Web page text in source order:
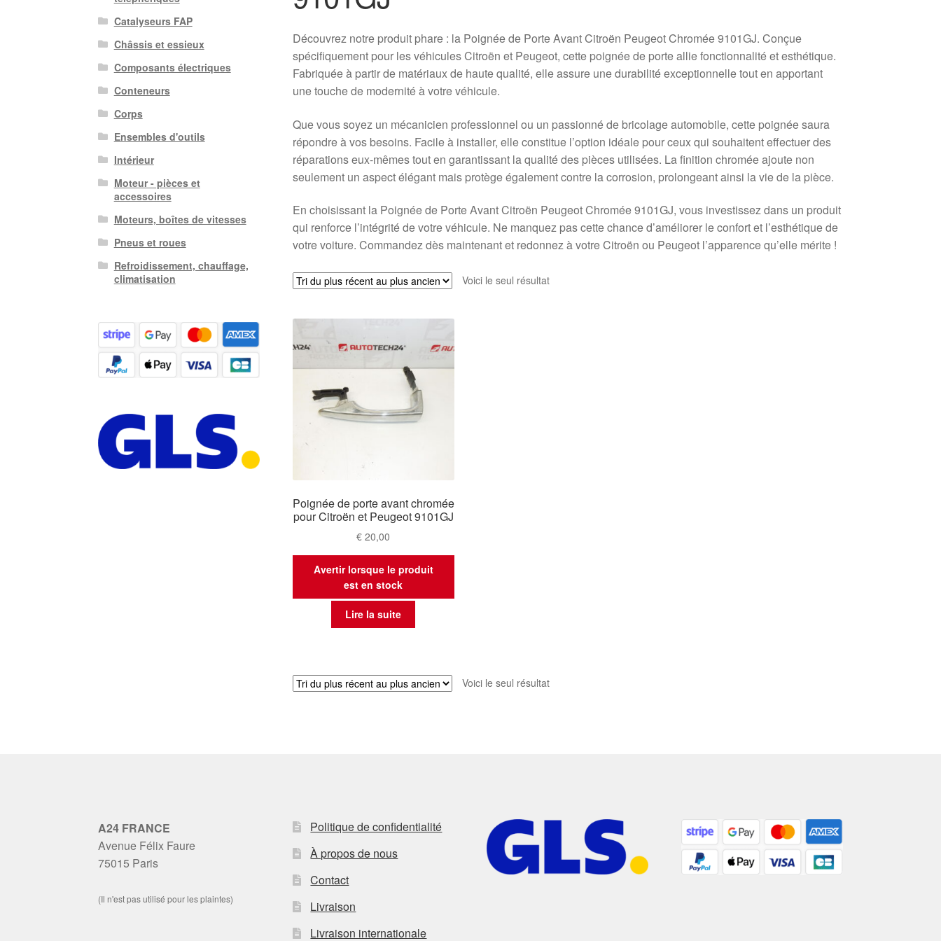
Découvrez notre produit phare : la Poignée de Porte Avant Citroën Peugeot Chromée 9101GJ. Conçue
spécifiquement pour les véhicules Citroën et Peugeot, cette poignée de porte allie fonctionnalité et esthétique.
Fabriquée à partir de matériaux de haute qualité, elle assure une durabilité exceptionnelle tout en apportant
une touche de modernité à votre véhicule.
Que vous soyez un mécanicien professionnel ou un passionné de bricolage automobile, cette poignée saura
répondre à vos besoins. Facile à installer, elle constitue l’option idéale pour ceux qui souhaitent effectuer des
réparations eux-mêmes tout en garantissant la qualité des pièces utilisées. La finition chromée ajoute non
seulement un aspect élégant mais protège également contre la corrosion, prolongeant ainsi la vie de la pièce.
En choisissant la Poignée de Porte Avant Citroën Peugeot Chromée 9101GJ, vous investissez dans un produit
qui renforce l’intégrité de votre véhicule. Ne manquez pas cette chance d’améliorer le confort et l’esthétique de
votre voiture. Commandez dès maintenant et redonnez à votre Citroën ou Peugeot l’apparence qu’elle mérite !
Voici le seul résultat
Poignée de porte avant chromée
pour Citroën et Peugeot 9101GJ
€ 20,00
Avertir lorsque le produit
est en stock
Lire la suite
Voici le seul résultat
Catalyseurs FAP
Châssis et essieux
Composants électriques
Conteneurs
Corps
Ensembles d'outils
Intérieur
Moteur - pièces et
accessoires
Moteurs, boîtes de vitesses
Pneus et roues
Refroidissement, chauffage,
climatisation
A24 FRANCE
Avenue Félix Faure
75015 Paris
(Il n'est pas utilisé pour les plaintes)
Politique de confidentialité
À propos de nous
Contact
Livraison
Livraison internationale